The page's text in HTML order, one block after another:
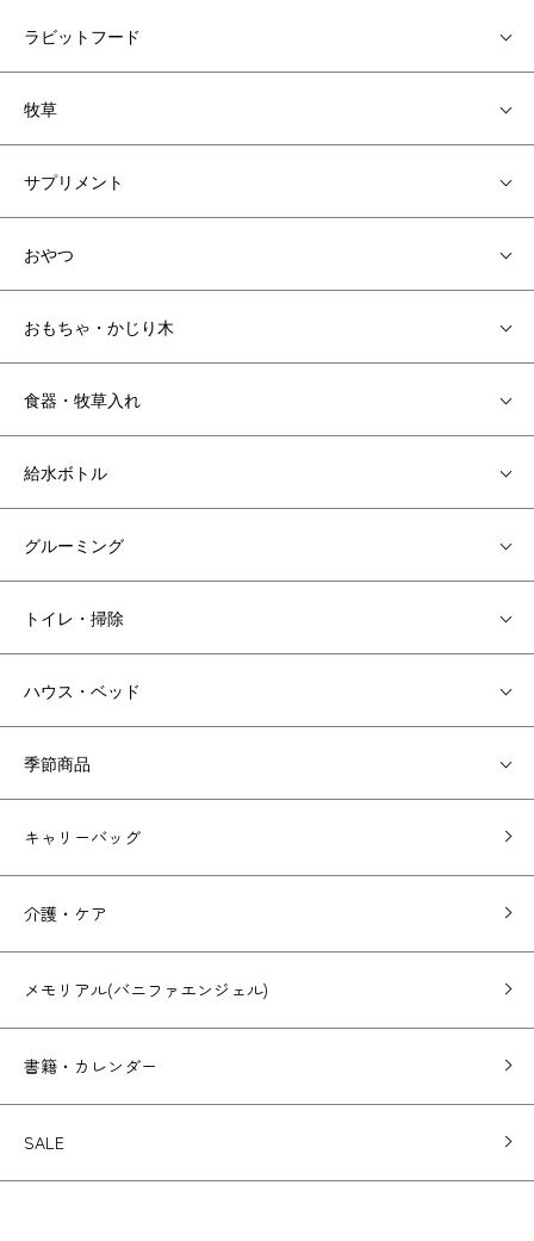
ラビットフード
牧草
サプリメント
おやつ
おもちゃ・かじり木
食器・牧草入れ
給水ボトル
グルーミング
トイレ・掃除
ハウス・ベッド
季節商品
キャリーバッグ
介護・ケア
メモリアル(バニファエンジェル)
書籍・カレンダー
SALE